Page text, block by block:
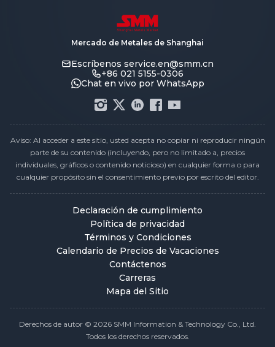
Mercado de Metales de Shanghai
Escríbenos service.en@smm.cn
+86 021 5155-0306
Chat en vivo por WhatsApp
Aviso: Al acceder a este sitio, usted acepta no copiar ni reproducir ningún
parte de su contenido (incluyendo, pero no limitado a, precios
individuales, gráficos o contenido noticioso) en cualquier forma o para
cualquier propósito sin el consentimiento previo por escrito del editor.
Declaración de cumplimiento
Política de privacidad
Términos y Condiciones
Calendario de Precios de Vacaciones
Contáctenos
Carreras
Mapa del Sitio
Derechos de autor © 2026 SMM Information & Technology Co., Ltd.
Todos los derechos reservados.